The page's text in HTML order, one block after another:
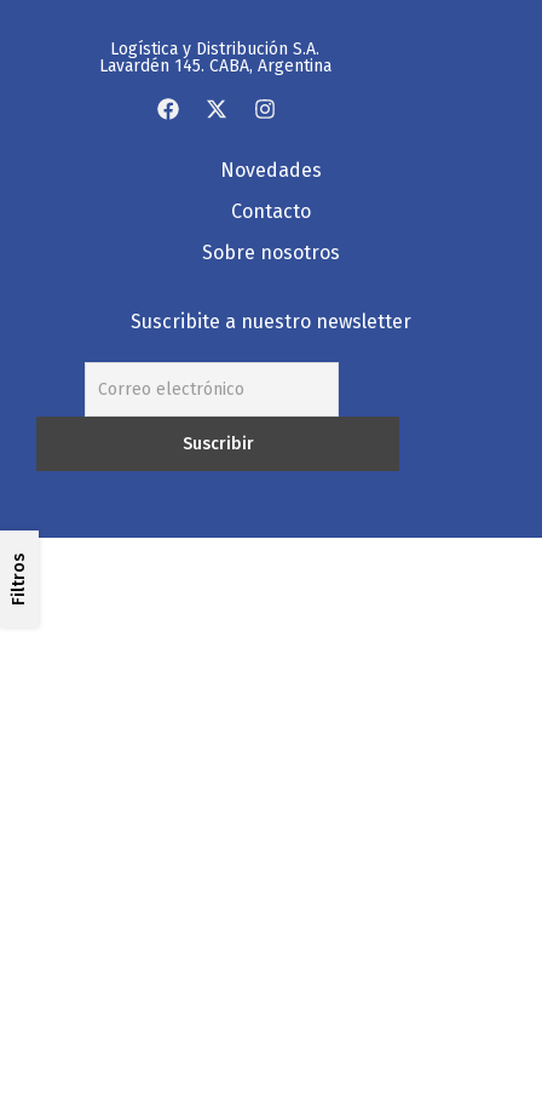
Filtros
Logística y Distribución S.A.
Lavardén 145. CABA, Argentina
Novedades
Contacto
Sobre nosotros
Suscribite a nuestro newsletter